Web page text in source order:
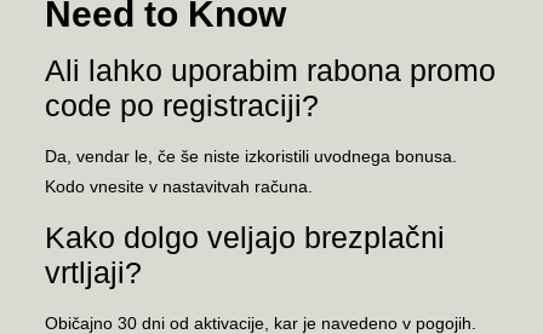
Need to Know
Ali lahko uporabim rabona promo
code po registraciji?
Da, vendar le, če še niste izkoristili uvodnega bonusa.
Kodo vnesite v nastavitvah računa.
Kako dolgo veljajo brezplačni
vrtljaji?
Običajno 30 dni od aktivacije, kar je navedeno v pogojih.